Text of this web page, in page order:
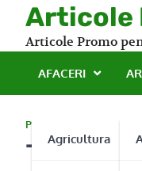
content
Articole
Articole Promo
AFACERI
Agricultura
PROMO